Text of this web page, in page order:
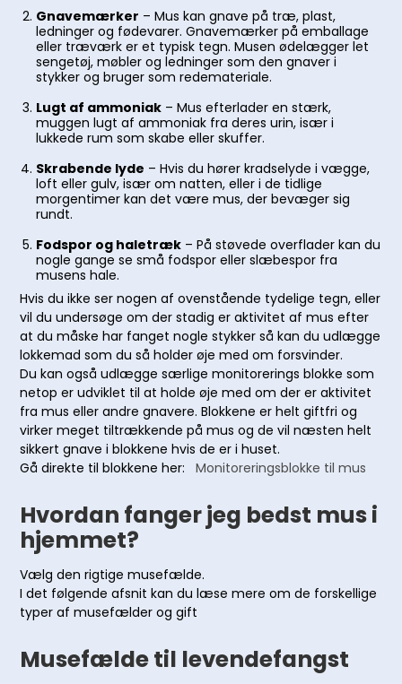
Gnavemærker – Mus kan gnave på træ, plast,
ledninger og fødevarer. Gnavemærker på emballage
eller træværk er et typisk tegn. Musen ødelægger let
sengetøj, møbler og ledninger som den gnaver i
stykker og bruger som redemateriale.
Lugt af ammoniak– Mus efterlader en stærk,
muggen lugt af ammoniak fra deres urin, især i
lukkede rum som skabe eller skuffer.
Skrabende lyde – Hvis du hører kradselyde i vægge,
loft eller gulv, især om natten, eller i de tidlige
morgentimer kan det være mus, der bevæger sig
rundt.
Fodspor og haletræk– På støvede overflader kan du
nogle gange se små fodspor eller slæbespor fra
musens hale.
Hvis du ikke ser nogen af ovenstående tydelige tegn, eller
vil du undersøge om der stadig er aktivitet af mus efter
at du måske har fanget nogle stykker så kan du udlægge
lokkemad som du så holder øje med om forsvinder.
Du kan også udlægge særlige monitorerings blokke som
netop er udviklet til at holde øje med om der er aktivitet
fra mus eller andre gnavere. Blokkene er helt giftfri og
virker meget tiltrækkende på mus og de vil næsten helt
sikkert gnave i blokkene hvis de er i huset.
Gå direkte til blokkene her:Monitoreringsblokke til mus
Hvordan fanger jeg bedst mus i
hjemmet?
Vælg den rigtige musefælde.
I det følgende afsnit kan du læse mere om de forskellige
typer af musefælder og gift
Musefælde til levendefangst